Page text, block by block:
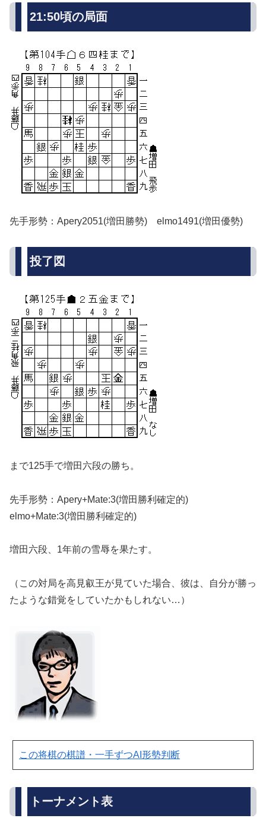
21:50頃の局面
先手形勢：Apery2051(増田勝勢) elmo1491(増田優勢)
投了図
まで125手で増田六段の勝ち。
先手形勢：Apery+Mate:3(増田勝利確定的)
elmo+Mate:3(増田勝利確定的)
増田六段、1年前の雪辱を果たす。
（この対局を高見叡王が見ていた場合、彼は、自分が勝っ
たような錯覚をしていたかもしれない…）
この将棋の棋譜・一手ずつAI形勢判断
トーナメント表